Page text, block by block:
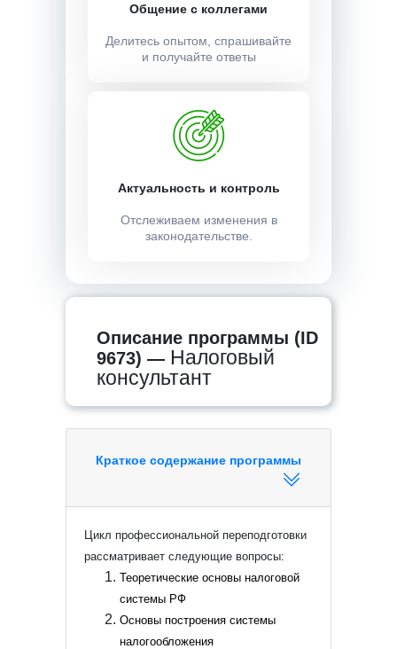
Общение с коллегами
Делитесь опытом, спрашивайте
и получайте ответы
Актуальность и контроль
Отслеживаем изменения в
законодательстве.
Описание программы (ID
9673) — Налоговый
консультант
Краткое содержание программы
Цикл профессиональной переподготовки
рассматривает следующие вопросы:
Теоретические основы налоговой
системы РФ
Основы построения системы
налогообложения